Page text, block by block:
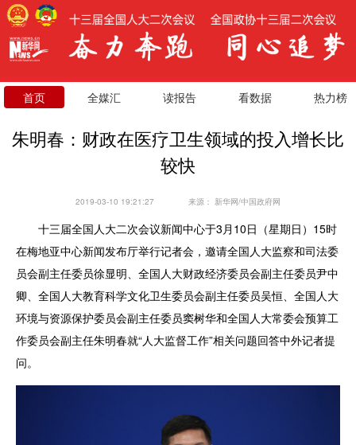
首页 全媒汇 读报告 看数据 热力榜
朱明春：财政在医疗卫生领域的投入增长比
较快
2019-03-10 19:21:27 来源： 新华网/中国政府网
十三届全国人大二次会议新闻中心于3月10日（星期日）15时
在梅地亚中心新闻发布厅举行记者会，邀请全国人大监察和司法委
员会副主任委员徐显明、全国人大财政经济委员会副主任委员尹中
卿、全国人大教育科学文化卫生委员会副主任委员吴恒、全国人大
环境与资源保护委员会副主任委员窦树华和全国人大常委会预算工
作委员会副主任朱明春就“人大监督工作”相关问题回答中外记者提
问。